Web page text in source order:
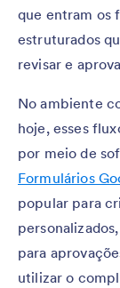
que entram os
estruturados
revisar e
No ambiente
hoje, esses
por meio de
Formulários
popular para
para
utilizar o